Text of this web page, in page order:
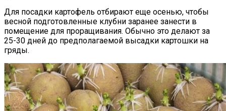
Для посадки картофель отбирают еще осенью, чтобы
весной подготовленные клубни заранее занести в
помещение для проращивания. Обычно это делают за
25-30 дней до предполагаемой высадки картошки на
гряды.